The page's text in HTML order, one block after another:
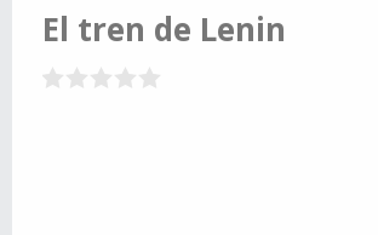
El tren de Lenin